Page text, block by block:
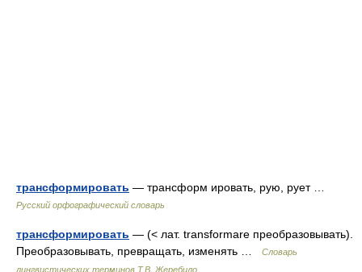
трансформировать — трансформ ировать, рую, рует …
Русский орфографический словарь
трансформировать — (< лат. transformare преобразовывать).
Преобразовывать, превращать, изменять …
Словарь
лингвистических терминов Т.В. Жеребило